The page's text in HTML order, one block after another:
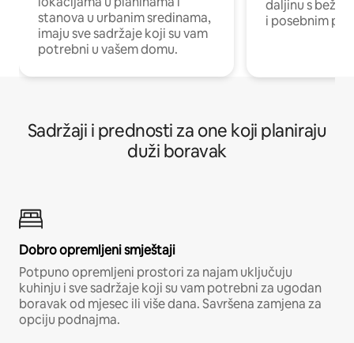
stanova u urbanim sredinama,
imaju sve sadržaje koji su vam
potrebni u vašem domu.
daljinu s
i posebnim
Sadržaji i prednosti za one koji planiraju
duži boravak
Dobro opremljeni smještaji
Potpuno opremljeni prostori za najam uključuju
kuhinju i sve sadržaje koji su vam potrebni za ugodan
boravak od mjesec ili više dana. Savršena zamjena za
opciju podnajma.